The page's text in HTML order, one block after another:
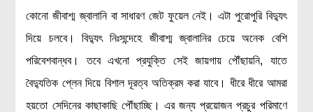
কোনো জীবাশ্ম জ্বালানি বা সাধারণ জেট ফুয়েল নেই। এটা পুরোপুরি বিদ্যুৎ
দিয়ে চলবে। বিদ্যুৎ নিঃসন্দেহে জীবাশ্ম জ্বালানির চেয়ে অনেক বেশি
পরিবেশবান্ধব। তবে এখনো প্রযুক্তি সেই জায়গায় পৌঁছায়নি, যাতে
বৈদ্যুতিক প্লেন দিয়ে বিশাল দূরত্ব অতিক্রম করা যাবে। ধীরে ধীরে আমরা
হয়তো সেদিনের কাছাকাছি পৌঁছাচ্ছি। এর জন্য প্রয়োজন প্রচুর পরিমাণে